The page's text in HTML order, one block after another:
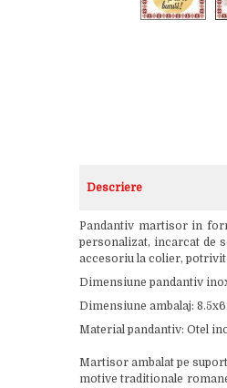
Descriere
Pandantiv martisor in
personalizat, incarcat de
accesoriu la colier,
Dimensiune pandantiv
Dimensiune ambalaj:
Material pandantiv: Otel
Martisor ambalat pe
motive traditionale